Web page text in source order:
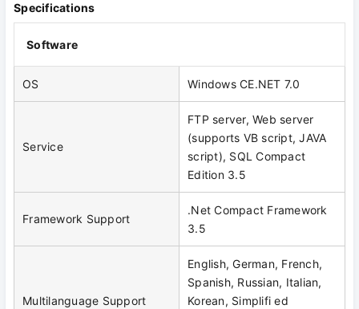
Specifications
Software
OS Windows CE.NET 7.0
Service
FTP server, Web server
(supports VB script, JAVA
script), SQL Compact
Edition 3.5
Framework Support
.Net Compact Framework
3.5
Multilanguage Support
English, German, French,
Spanish, Russian, Italian,
Korean, Simplifi ed